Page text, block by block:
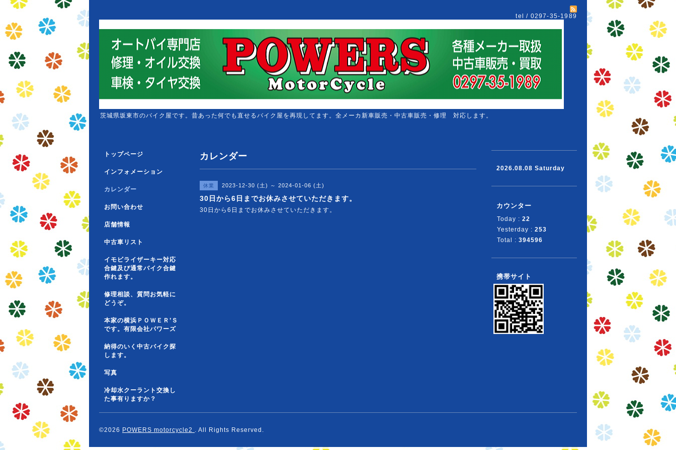
tel / 0297-35-1989
茨城県坂東市のバイク屋です。昔あった何でも直せるバイク屋を再現してます。全メーカ新車販売・中古車販売・修理 対応します。
カレンダー
休業 2023-12-30 (土) ～ 2024-01-06 (土)
30日から6日までお休みさせていただきます。
30日から6日までお休みさせていただきます。
トップページ
インフォメーション
カレンダー
お問い合わせ
店舗情報
中古車リスト
イモビライザーキー対応
合鍵及び通常バイク合鍵
作れます。
修理相談、質問お気軽に
どうぞ。
本家の横浜ＰＯＷＥＲ’Ｓ
です。有限会社パワーズ
納得のいく中古バイク探
します。
写真
冷却水クーラント交換し
た事有りますか？
2026.08.08 Saturday
カウンター
Today : 22
Yesterday : 253
Total : 394596
携帯サイト
©2026 POWERS motorcycle2 . All Rights Reserved.